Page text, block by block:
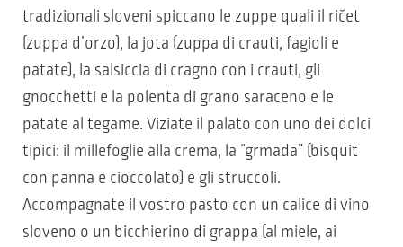
tradizionali sloveni spiccano le zuppe quali il ričet
(zuppa d’orzo), la jota (zuppa di crauti, fagioli e
patate), la salsiccia di cragno con i crauti, gli
gnocchetti e la polenta di grano saraceno e le
patate al tegame. Viziate il palato con uno dei dolci
tipici: il millefoglie alla crema, la “grmada” (bisquit
con panna e cioccolato) e gli struccoli.
Accompagnate il vostro pasto con un calice di vino
sloveno o un bicchierino di grappa (al miele, ai